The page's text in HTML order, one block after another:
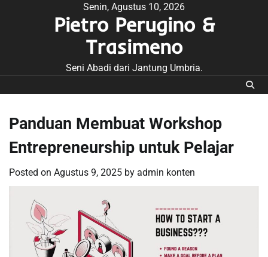
Senin, Agustus 10, 2026
Pietro Perugino &
Trasimeno
Seni Abadi dari Jantung Umbria.
Panduan Membuat Workshop
Entrepreneurship untuk Pelajar
Posted on Agustus 9, 2025 by admin konten